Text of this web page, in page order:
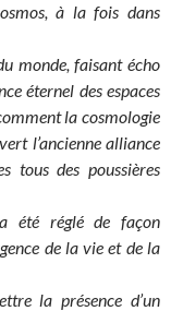
à la fois dans
monde, faisant écho
éternel des espaces
la cosmologie
l’ancienne alliance
tous des poussières
été réglé de façon
de la vie et de la
la présence d’un